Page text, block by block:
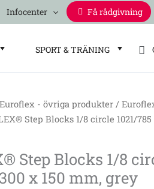
Infocenter Få rådgivning
SPORT & TRÄNING
Euroflex - övriga produkter /
Step Blocks 1/8 circle 1021/
Step Blocks 1/8
x 150 mm, grey